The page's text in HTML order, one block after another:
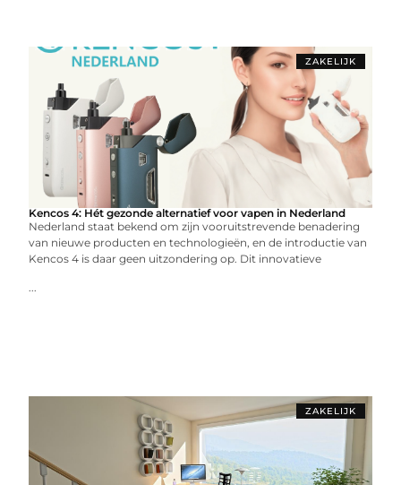
ZAKELIJK
Kencos 4: Hét gezonde alternatief voor vapen in Nederland
Nederland staat bekend om zijn vooruitstrevende benadering
van nieuwe producten en technologieën, en de introductie van
Kencos 4 is daar geen uitzondering op. Dit innovatieve
...
ZAKELIJK